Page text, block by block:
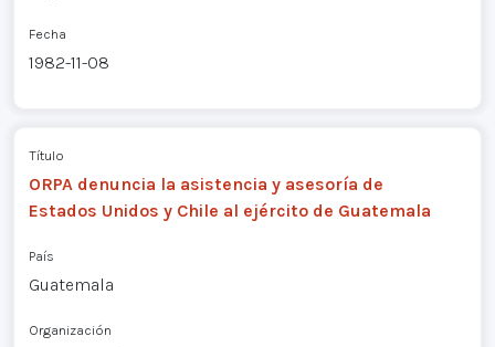
Fecha
1982-11-08
Título
ORPA denuncia la asistencia y asesoría de
Estados Unidos y Chile al ejército de Guatemala
País
Guatemala
Organización